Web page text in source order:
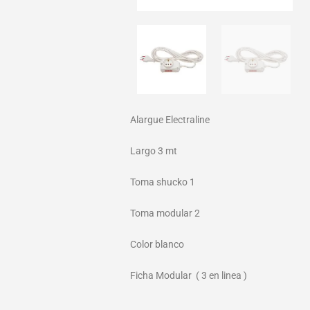
Alargue Electraline
Largo 3 mt
Toma shucko 1
Toma modular 2
Color blanco
Ficha Modular ( 3 en linea )